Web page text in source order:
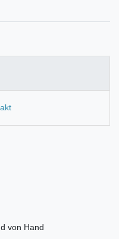
von Hand